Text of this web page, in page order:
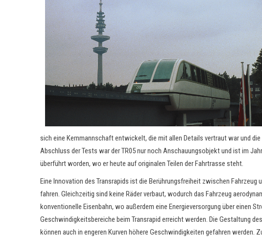
sich eine Kernmannschaft entwickelt, die mit allen Details vertraut war und
Abschluss der Tests war der TR05 nur noch Anschauungsobjekt und ist im
überführt worden, wo er heute auf originalen Teilen der Fahrtrasse steht.
Eine Innovation des Transrapids ist die Berührungsfreiheit zwischen Fahrzeug
fahren. Gleichzeitig sind keine Räder verbaut, wodurch das Fahrzeug
konventionelle Eisenbahn, wo außerdem eine Energieversorgung über einen
Geschwindigkeitsbereiche beim Transrapid erreicht werden. Die Gestaltung
können auch in engeren Kurven höhere Geschwindigkeiten gefahren werden.